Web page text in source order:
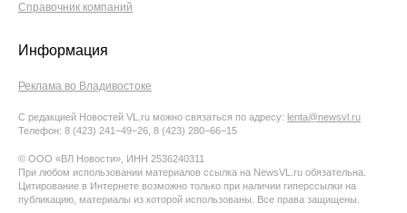
Справочник компаний
Информация
Реклама во Владивостоке
С редакцией Новостей VL.ru можно связаться по адресу: lenta@newsvl.ru
Телефон: 8 (423) 241−49−26, 8 (423) 280−66−15
© ООО «ВЛ Новости», ИНН 2536240311
При любом использовании материалов ссылка на NewsVL.ru обязательна.
Цитирование в Интернете возможно только при наличии гиперссылки на
публикацию, материалы из которой использованы. Все права защищены.